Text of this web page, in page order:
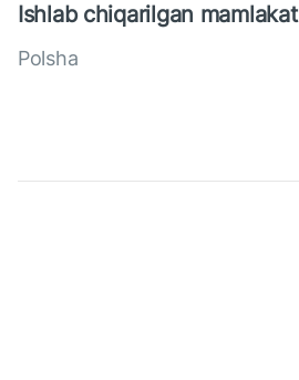
Ishlab chiqarilgan mamlakat
Polsha